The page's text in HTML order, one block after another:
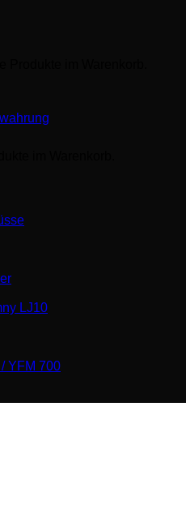
Produkte im Warenkorb.
im Warenkorb.
LJ10
YFM 700